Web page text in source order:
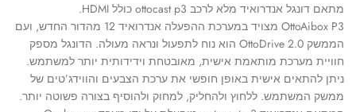
מתאם דונגל אנדרואיד מלא לרכב ottocast p3 כולל HDMI.
OttoAibox P3 מצויד במערכת ההפעלה אנדרואיד 12 מהדור החדש, ועם
הממשק OttoDrive 2.0 הוא נוח לתפעול ונראה מעולה. הדונגל מספק
חוויית מערכת מותאמת אישית, מאובטחת וידידותית יותר למשתמש.
ניתן להתאים אישית באופן חופשי את ערכת הצבעים והווידג’טים של
ממשק המשתמש. ללחוץ ולהחליק, למחוק ולהוסיף בצורה פשוטה יותר.